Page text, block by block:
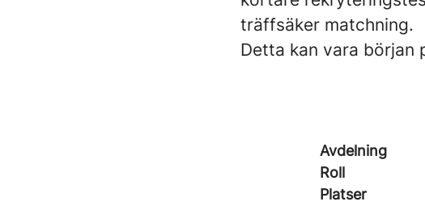
träffsäker matchning.
Detta kan vara början
Avdelning
Roll
Platser